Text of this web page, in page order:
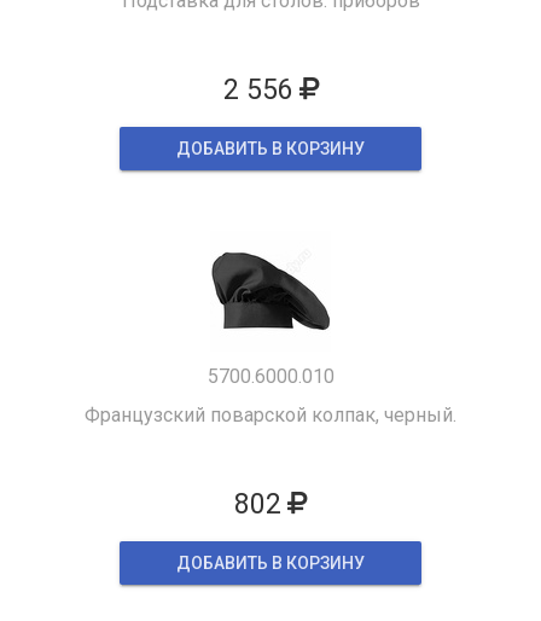
2 556
ДОБАВИТЬ В КОРЗИНУ
5700.6000.010
Французский поварской колпак, черный.
802
ДОБАВИТЬ В КОРЗИНУ